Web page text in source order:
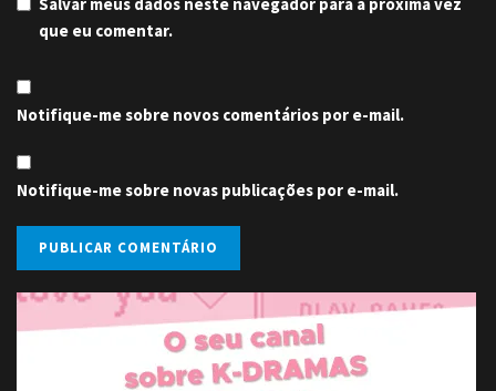
que eu comentar.
Notifique-me sobre novos comentários por e-mail.
Notifique-me sobre novas publicações por e-mail.